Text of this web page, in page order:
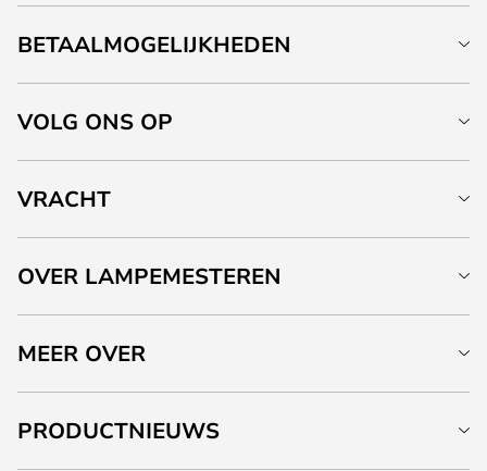
BETAALMOGELIJKHEDEN
VOLG ONS OP
VRACHT
OVER LAMPEMESTEREN
MEER OVER
PRODUCTNIEUWS